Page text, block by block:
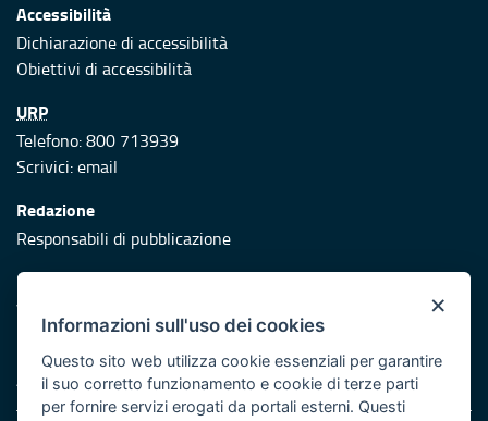
Accessibilità
Dichiarazione di accessibilità
Obiettivi di accessibilità
URP
Telefono: 800 713939
Scrivici:email
Redazione
Responsabili di pubblicazione
Protezione civile
Vai al sito di Protezione Civile Puglia
Iniziativa finanziata con risorse del POR Puglia 2014/2020 -
Asse XI
×
Informazioni sull'uso dei cookies
Questo sito web utilizza cookie essenziali per garantire
il suo corretto funzionamento e cookie di terze parti
per fornire servizi erogati da portali esterni. Questi